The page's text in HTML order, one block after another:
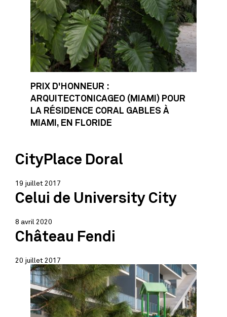
PRIX D'HONNEUR :
ARQUITECTONICAGEO (MIAMI) POUR
LA RÉSIDENCE CORAL GABLES À
MIAMI, EN FLORIDE
CityPlace Doral
19 juillet 2017
Celui de University City
8 avril 2020
Château Fendi
20 juillet 2017